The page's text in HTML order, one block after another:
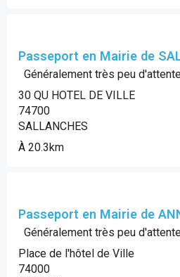
Passeport en Mairie de
Généralement très peu
30 QU HOTEL DE VILLE
74700
SALLANCHES
À 20.3km
Passeport en Mairie de
Généralement très peu
Place de l'hôtel de Ville
74000